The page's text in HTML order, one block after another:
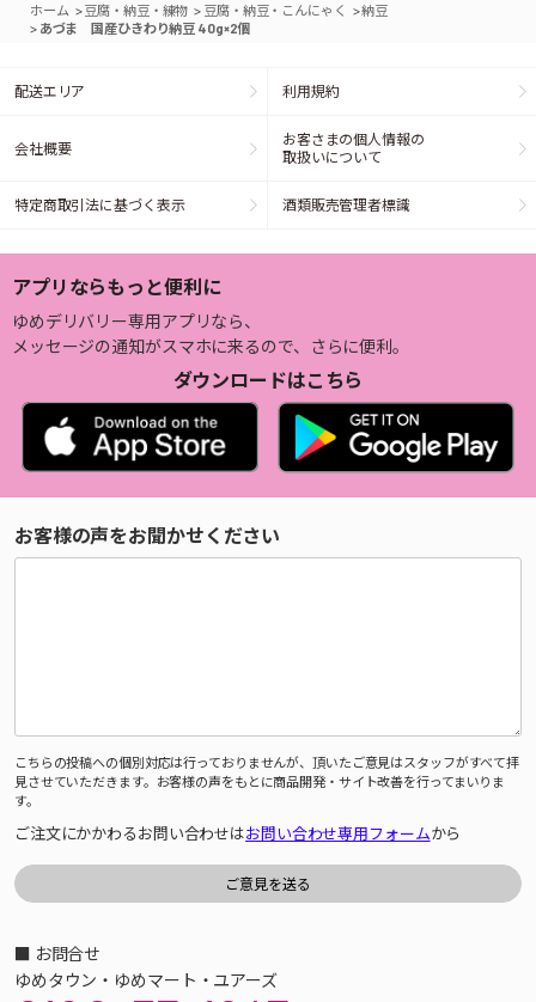
ホーム >豆腐・納豆・練物 > 豆腐・納豆・こんにゃく >納豆
> あづま 国産ひきわり納豆 40g×2個
配送エリア 利用規約
会社概要
お客さまの個人情報の
取扱いについて
特定商取引法に基づく表示 酒類販売管理者標識
アプリならもっと便利に
ゆめデリバリー専用アプリなら、
メッセージの通知がスマホに来るので、さらに便利。
ダウンロードはこちら
お客様の声をお聞かせください
こちらの投稿への個別対応は行っておりませんが、頂いたご意見はスタッフがすべて拝
見させていただきます。お客様の声をもとに商品開発・サイト改善を行ってまいりま
す。
ご注文にかかわるお問い合わせはお問い合わせ専用フォームから
■ お問合せ
ゆめタウン・ゆめマート・ユアーズ